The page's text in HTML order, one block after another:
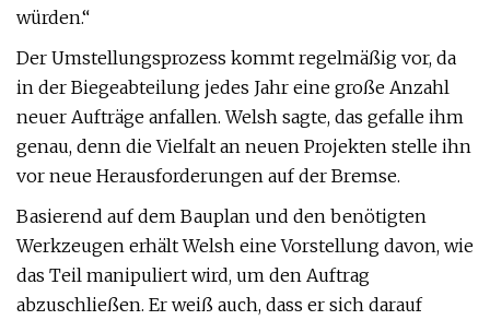
würden.“
Der Umstellungsprozess kommt regelmäßig vor, da
in der Biegeabteilung jedes Jahr eine große Anzahl
neuer Aufträge anfallen. Welsh sagte, das gefalle ihm
genau, denn die Vielfalt an neuen Projekten stelle ihn
vor neue Herausforderungen auf der Bremse.
Basierend auf dem Bauplan und den benötigten
Werkzeugen erhält Welsh eine Vorstellung davon, wie
das Teil manipuliert wird, um den Auftrag
abzuschließen. Er weiß auch, dass er sich darauf